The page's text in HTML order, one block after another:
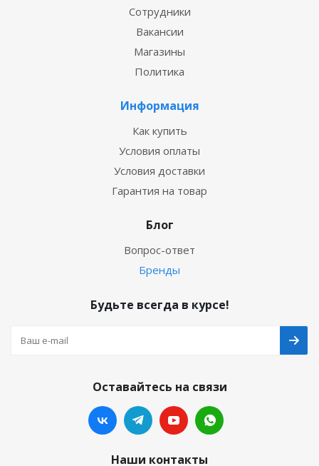
Сотрудники
Вакансии
Магазины
Политика
Информация
Как купить
Условия оплаты
Условия доставки
Гарантия на товар
Блог
Вопрос-ответ
Бренды
Будьте всегда в курсе!
Оставайтесь на связи
Наши контакты